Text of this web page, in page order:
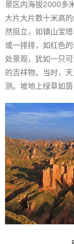
景区内海拔2000多
大片大片数十米高
然挺立，如镇山宝
或一排排，如红色
处景观，犹如一只
的吉祥物。当时，
测。坡地上绿草如